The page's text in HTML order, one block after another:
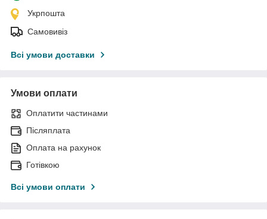
Укрпошта
Самовивіз
Всі умови доставки
Умови оплати
Оплатити частинами
Післяплата
Оплата на рахунок
Готівкою
Всі умови оплати